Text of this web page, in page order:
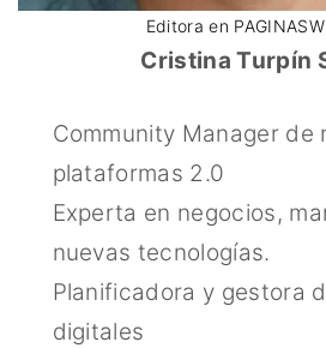
Editora en
Cristina Turpín
Community Manager de
plataformas 2.0
Experta en negocios,
nuevas tecnologías.
Planificadora y gestora
digitales